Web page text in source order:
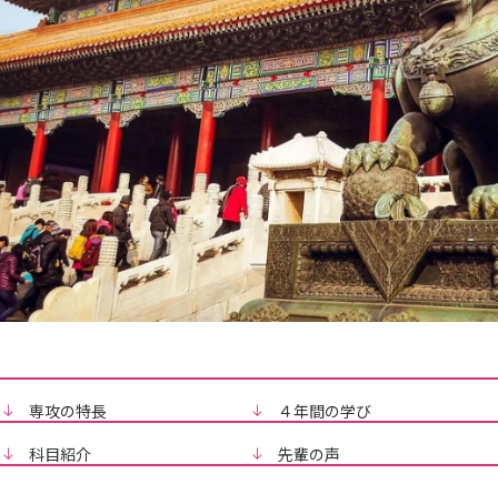
専攻の特長
４年間の学び
科目紹介
先輩の声